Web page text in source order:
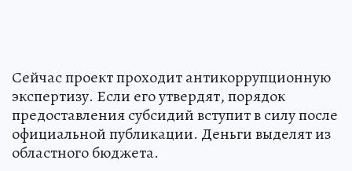
Сейчас проект проходит антикоррупционную
экспертизу. Если его утвердят, порядок
предоставления субсидий вступит в силу после
официальной публикации. Деньги выделят из
областного бюджета.